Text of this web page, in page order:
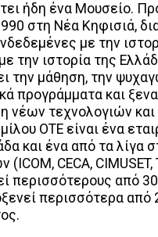
ήδη ένα Μουσείο.
στη Νέα Κηφισιά,
με την
την ιστορία της
την μάθηση, την
προγράμματα και
νέων τεχνολογιών
ΟΤΕ είναι ένα
και ένα από τα
CECA,
περισσότερους από
περισσότερα από